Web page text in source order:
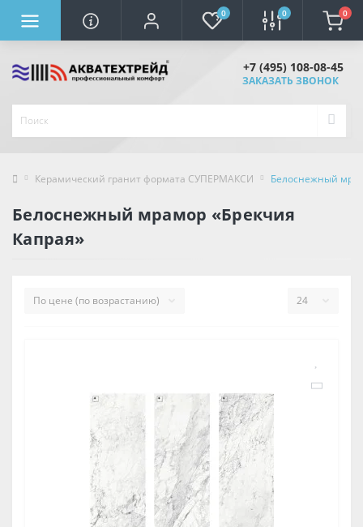
0 0 0
+7 (495) 108-08-45
ЗАКАЗАТЬ ЗВОНОК
Керамический гранит формата СУПЕРМАКСИ Белоснежный
Белоснежный мрамор «Брекчия
Капрая»